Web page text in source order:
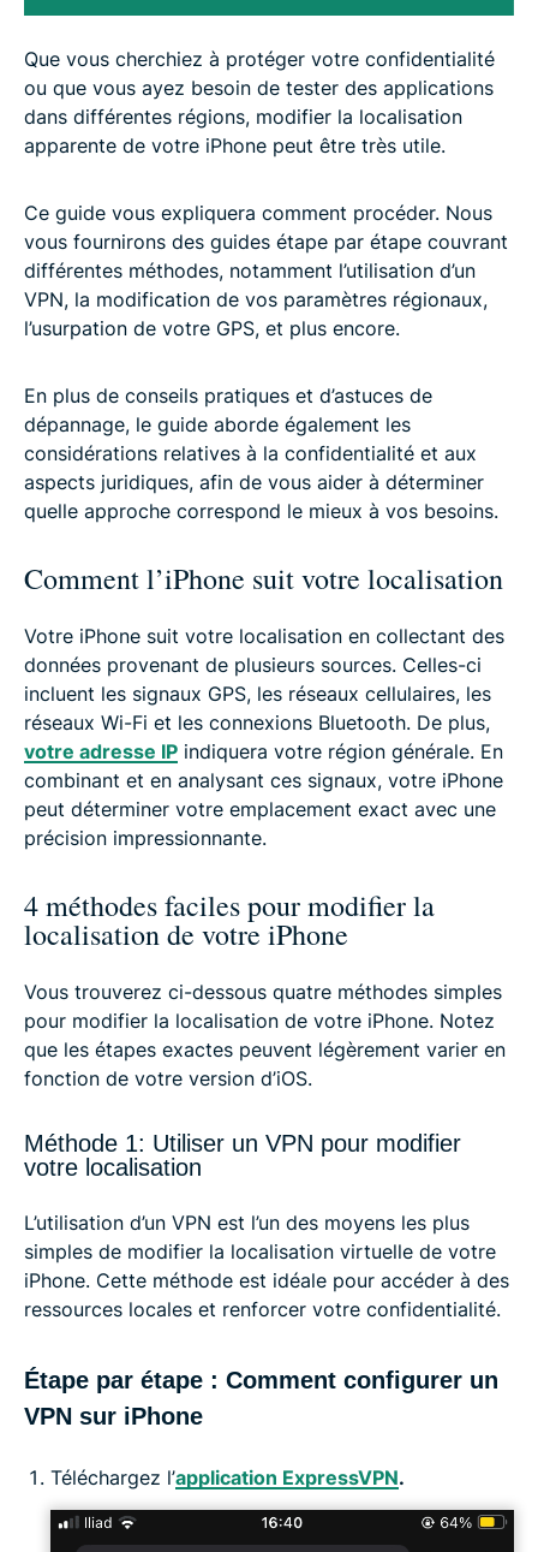
Que vous cherchiez à protéger votre confidentialité
ou que vous ayez besoin de tester des applications
dans différentes régions, modifier la localisation
apparente de votre iPhone peut être très utile.
Ce guide vous expliquera comment procéder. Nous
vous fournirons des guides étape par étape couvrant
différentes méthodes, notamment l’utilisation d’un
VPN, la modification de vos paramètres régionaux,
l’usurpation de votre GPS, et plus encore.
En plus de conseils pratiques et d’astuces de
dépannage, le guide aborde également les
considérations relatives à la confidentialité et aux
aspects juridiques, afin de vous aider à déterminer
quelle approche correspond le mieux à vos besoins.
Comment l’iPhone suit votre localisation
Votre iPhone suit votre localisation en collectant des
données provenant de plusieurs sources. Celles-ci
incluent les signaux GPS, les réseaux cellulaires, les
réseaux Wi-Fi et les connexions Bluetooth. De plus,
votre adresse IP indiquera votre région générale. En
combinant et en analysant ces signaux, votre iPhone
peut déterminer votre emplacement exact avec une
précision impressionnante.
4 méthodes faciles pour modifier la
localisation de votre iPhone
Vous trouverez ci-dessous quatre méthodes simples
pour modifier la localisation de votre iPhone. Notez
que les étapes exactes peuvent légèrement varier en
fonction de votre version d’iOS.
Méthode 1: Utiliser un VPN pour modifier
votre localisation
L’utilisation d’un VPN est l’un des moyens les plus
simples de modifier la localisation virtuelle de votre
iPhone. Cette méthode est idéale pour accéder à des
ressources locales et renforcer votre confidentialité.
Étape par étape : Comment configurer un
VPN sur iPhone
Téléchargez l’application ExpressVPN.